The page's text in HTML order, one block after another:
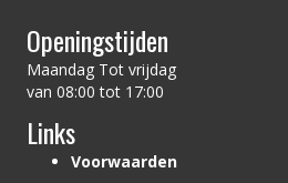
Openingstijden
Maandag Tot vrijdag
van 08:00 tot 17:00
Links
Voorwaarden